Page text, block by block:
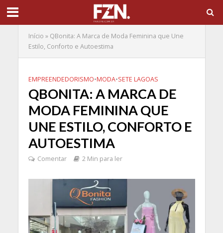
Início » QBonita: A Marca de Moda Feminina que Une
Estilo, Conforto e Autoestima
EMPREENDEDORISMO•MODA•SETE LAGOAS
QBONITA: A MARCA DE
MODA FEMININA QUE
UNE ESTILO, CONFORTO E
AUTOESTIMA
Comentar 2 Min para ler